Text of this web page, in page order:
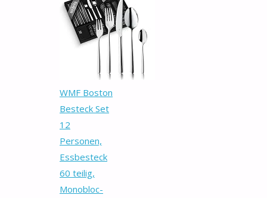
WMF Boston
Besteck Set
12
Personen,
Essbesteck
60 teilig,
Monobloc-